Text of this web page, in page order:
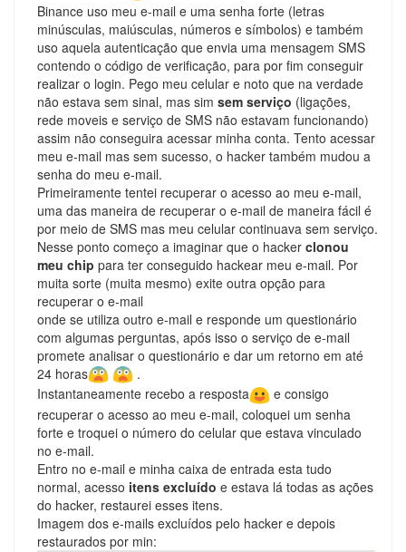
Binance uso meu e-mail e uma senha forte (letras
minúsculas, maiúsculas, números e símbolos) e também
uso aquela autenticação que envia uma mensagem SMS
contendo o código de verificação, para por fim conseguir
realizar o login. Pego meu celular e noto que na verdade
não estava sem sinal, mas sim sem serviço (ligações,
rede moveis e serviço de SMS não estavam funcionando)
assim não conseguira acessar minha conta. Tento acessar
meu e-mail mas sem sucesso, o hacker também mudou a
senha do meu e-mail.
Primeiramente tentei recuperar o acesso ao meu e-mail,
uma das maneira de recuperar o e-mail de maneira fácil é
por meio de SMS mas meu celular continuava sem serviço.
Nesse ponto começo a imaginar que o hacker clonou
meu chip para ter conseguido hackear meu e-mail. Por
muita sorte (muita mesmo) exite outra opção para
recuperar o e-mail
onde se utiliza outro e-mail e responde um questionário
com algumas perguntas, após isso o serviço de e-mail
promete analisar o questionário e dar um retorno em até
24 horas
.
Instantaneamente recebo a resposta
e consigo
recuperar o acesso ao meu e-mail, coloquei um senha
forte e troquei o número do celular que estava vinculado
no e-mail.
Entro no e-mail e minha caixa de entrada esta tudo
normal, acesso itens excluído e estava lá todas as ações
do hacker, restaurei esses itens.
Imagem dos e-mails excluídos pelo hacker e depois
restaurados por min: